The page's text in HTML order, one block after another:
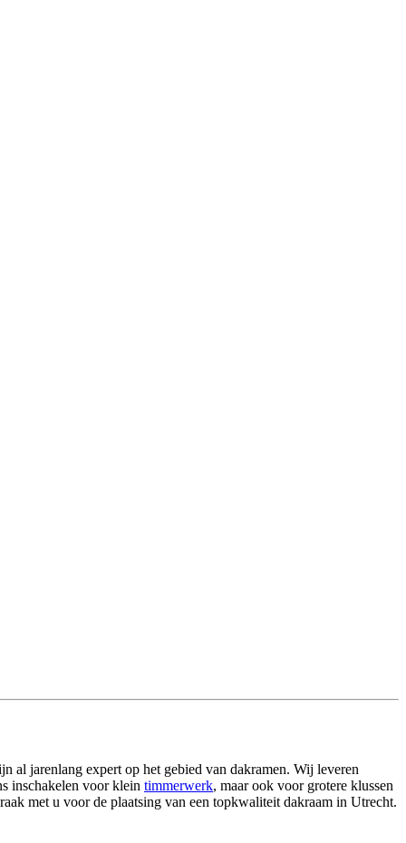
al jarenlang expert op het gebied van dakramen. Wij leveren
inschakelen voor klein timmerwerk, maar ook voor grotere klussen
met u voor de plaatsing van een topkwaliteit dakraam in Utrecht.